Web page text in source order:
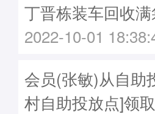
丁晋栋装车回收
2022-10-01
会员(张敏)从自助
村自助投放点]领